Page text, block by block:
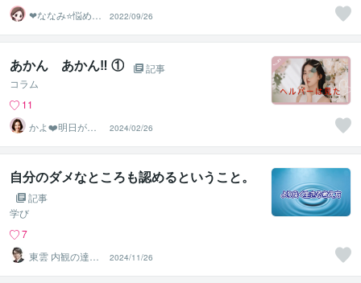
❤ななみ⭐悩める
あなたの1番の味
方❤
2022/09/26
あかん あかん‼️ ①
記事
コラム
11
かよ❤️明日が少
し楽しみになる
場所
2024/02/26
自分のダメなところも認めるということ。
記事
学び
7
東雲 内観の達人
ヒプノセラピス
ト
2024/11/26